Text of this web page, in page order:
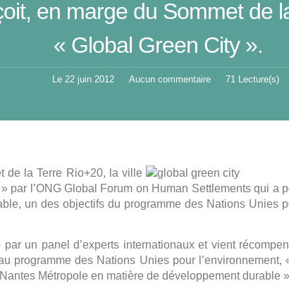
en marge du Sommet de
« Global Green City ».
Le 22 juin 2012 Aucun commentaire 71 Lecture(s)
de la Terre Rio+20, la ville
par l’ONG Global Forum on Human Settlements qui a
un des objectifs du programme des Nations Unies
un panel d’experts internationaux et vient
programme des Nations Unies pour l’environnement,
Métropole en matière de développement durable